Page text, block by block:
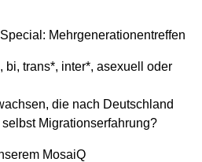
Mehrgenerationentreffen
bi, trans*, inter*, asexuell oder
die nach Deutschland
Migrationserfahrung?
MosaiQ